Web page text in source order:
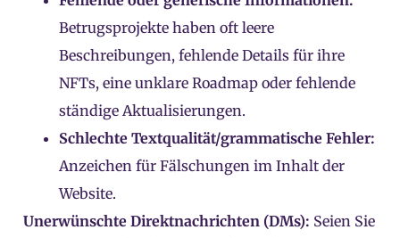
Betrugsprojekte haben oft leere
Beschreibungen, fehlende Details für ihre
NFTs, eine unklare Roadmap oder fehlende
ständige Aktualisierungen.
Schlechte Textqualität/grammatische Fehler:
Anzeichen für Fälschungen im Inhalt der
Website.
Unerwünschte Direktnachrichten (DMs): Seien Sie